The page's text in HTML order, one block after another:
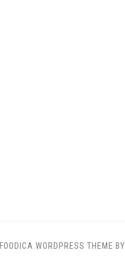
FOODICA WORDPRESS THEME BY